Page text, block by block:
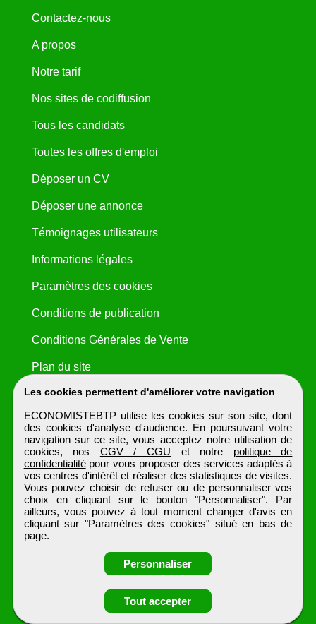
Obtenir ses
coordonnées
Les cookies permettent d'améliorer votre navigation
ECONOMISTEBTP utilise les cookies sur son site, dont
des cookies d'analyse d'audience. En poursuivant votre
navigation sur ce site, vous acceptez notre utilisation de
cookies, nos CGV / CGU et notre politique de
confidentialitépour vous proposer des services adaptés à
vos centres d'intérêt et réaliser des statistiques de visites.
Vous pouvez choisir de refuser ou de personnaliser vos
choix en cliquant sur le bouton "Personnaliser". Par
ailleurs, vous pouvez à tout moment changer d'avis en
cliquant sur "Paramètres des cookies" situé en bas de
page.
Personnaliser
Tout accepter
Contactez-nous
A propos
Notre tarif
Nos sites de codiffusion
Tous les candidats
Toutes les offres d'emploi
Déposer un CV
Déposer une annonce
Témoignages utilisateurs
Informations légales
Paramètres des cookies
Conditions de publication
Conditions Générales de Vente
Plan du site
ECONOMISTEBTP